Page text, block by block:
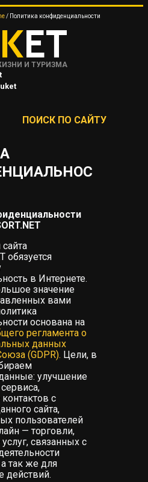
Политика конфиденциальности
KET
И ТУРИЗМА
ПОИСК ПО САЙТУ
обязуется
в Интернете.
значение
вами
основана на
регламента о
данных
(GDPR). Цели, в
улучшение
с
сайта,
пользователей
— торговли,
связанных с
а так же для
действий.